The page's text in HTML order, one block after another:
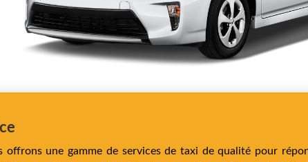
une gamme de services de taxi de qualité pour